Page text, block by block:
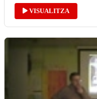
VISUALITZA